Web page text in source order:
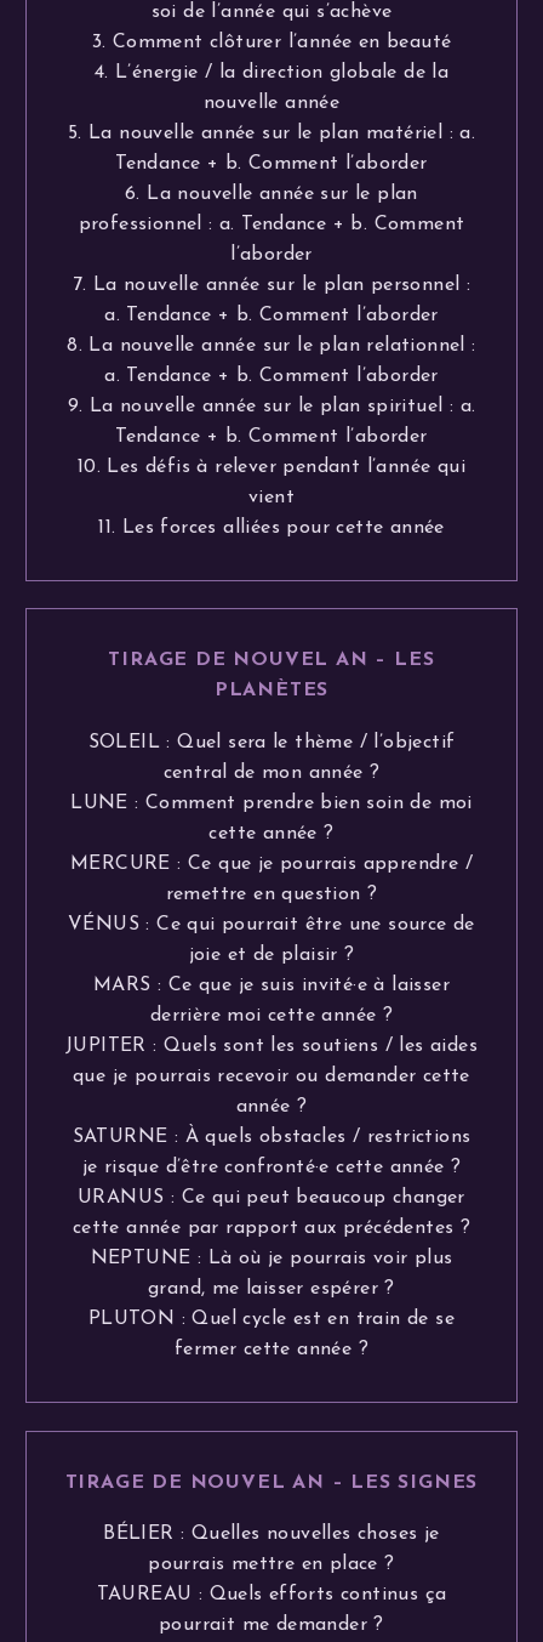
soi de l’année qui s’achève
3. Comment clôturer l’année en beauté
4. L’énergie / la direction globale de la
nouvelle année
5. La nouvelle année sur le plan matériel : a.
Tendance + b. Comment l’aborder
6. La nouvelle année sur le plan
professionnel : a. Tendance + b. Comment
l’aborder
7. La nouvelle année sur le plan personnel :
a. Tendance + b. Comment l’aborder
8. La nouvelle année sur le plan relationnel :
a. Tendance + b. Comment l’aborder
9. La nouvelle année sur le plan spirituel : a.
Tendance + b. Comment l’aborder
10. Les défis à relever pendant l’année qui
vient
11. Les forces alliées pour cette année
TIRAGE DE NOUVEL AN – LES
PLANÈTES
SOLEIL : Quel sera le thème / l’objectif
central de mon année ?
LUNE : Comment prendre bien soin de moi
cette année ?
MERCURE : Ce que je pourrais apprendre /
remettre en question ?
VÉNUS : Ce qui pourrait être une source de
joie et de plaisir ?
MARS : Ce que je suis invité·e à laisser
derrière moi cette année ?
JUPITER : Quels sont les soutiens / les aides
que je pourrais recevoir ou demander cette
année ?
SATURNE : À quels obstacles / restrictions
je risque d’être confronté·e cette année ?
URANUS : Ce qui peut beaucoup changer
cette année par rapport aux précédentes ?
NEPTUNE : Là où je pourrais voir plus
grand, me laisser espérer ?
PLUTON : Quel cycle est en train de se
fermer cette année ?
TIRAGE DE NOUVEL AN – LES SIGNES
BÉLIER : Quelles nouvelles choses je
pourrais mettre en place ?
TAUREAU : Quels efforts continus ça
pourrait me demander ?